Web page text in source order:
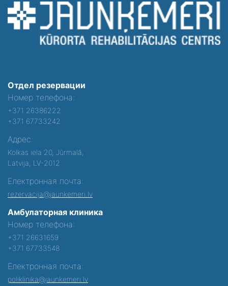
Отдел резервации
Номер телефона:
+371 26386222
+371 67733242
Адрес:
Kolkas iela 20, Jūrmalā,
Latvija, LV-2012
Електронная почта:
rezervacija@jaunkemeri.lv
Амбулаторная клиника
Номер телефона:
+371 26631659
+371 67733548
Електронная почта:
poliklinika@jaunkemeri.lv